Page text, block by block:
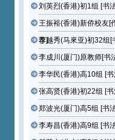
刘英烈(香港)初1组 [书
王振裕(香港)新侨校友[
荐]
李越秀(马來亚)初32组[
李成川(厦门)原教师[书
李华民(香港)高10组 [书
张高贤(香港)初22组 [书
郑波光(厦门)高5组 [书
李寿昌(香港)高9组 [书